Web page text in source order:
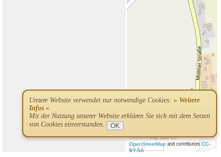
Unsere Website verwendet nur notwendige Cookies: » Weitere
Infos «
Mit der Nutzung unserer Website erklären Sie sich mit dem Setzen
von Cookies einverstanden.
OK